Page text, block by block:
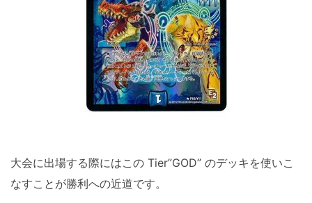
大会に出場する際にはこの Tier”GOD” のデッキを使いこ
なすことが勝利への近道です。